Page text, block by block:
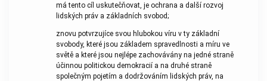
má tento cíl uskutečňovat, je ochrana a další rozvoj
lidských práv a základních svobod;
znovu potvrzujíce svou hlubokou víru v ty základní
svobody, které jsou základem spravedlnosti a míru ve
světě a které jsou nejlépe zachovávány na jedné straně
účinnou politickou demokracií a na druhé straně
společným pojetím a dodržováním lidských práv, na